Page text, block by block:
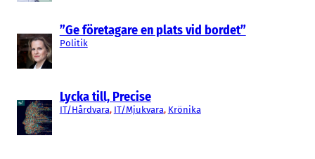
”Ge företagare en plats vid bordet”
Politik
Lycka till, Precise
IT/Hårdvara, IT/Mjukvara, Krönika